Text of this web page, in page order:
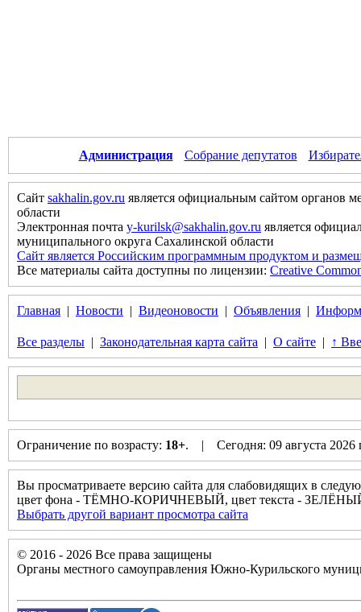
Администрация Собрание депутатов
Сайт sakhalin.gov.ru является официальным сайтом органов
области
Электронная почта y-kurilsk@sakhalin.gov.ru является
муниципального округа Сахалинской области
Сайт является Российским программным продуктом и
Все материалы сайта доступны по лицензии: Creative
Главная | Новости | Видеоновости | Объявления |
Все разделы | Законодательная карта сайта | О сайте | ↑
Ограничение по возрасту: 18+. | Сегодня: 09 августа
Вы просматриваете версию сайта для слабовидящих в
цвет фона - ТЁМНО-КОРИЧНЕВЫЙ, цвет текста -
Выбрать другой вариант просмотра сайта
© 2016 - 2026 Все права защищены
Органы местного самоуправления Южно-Курильского